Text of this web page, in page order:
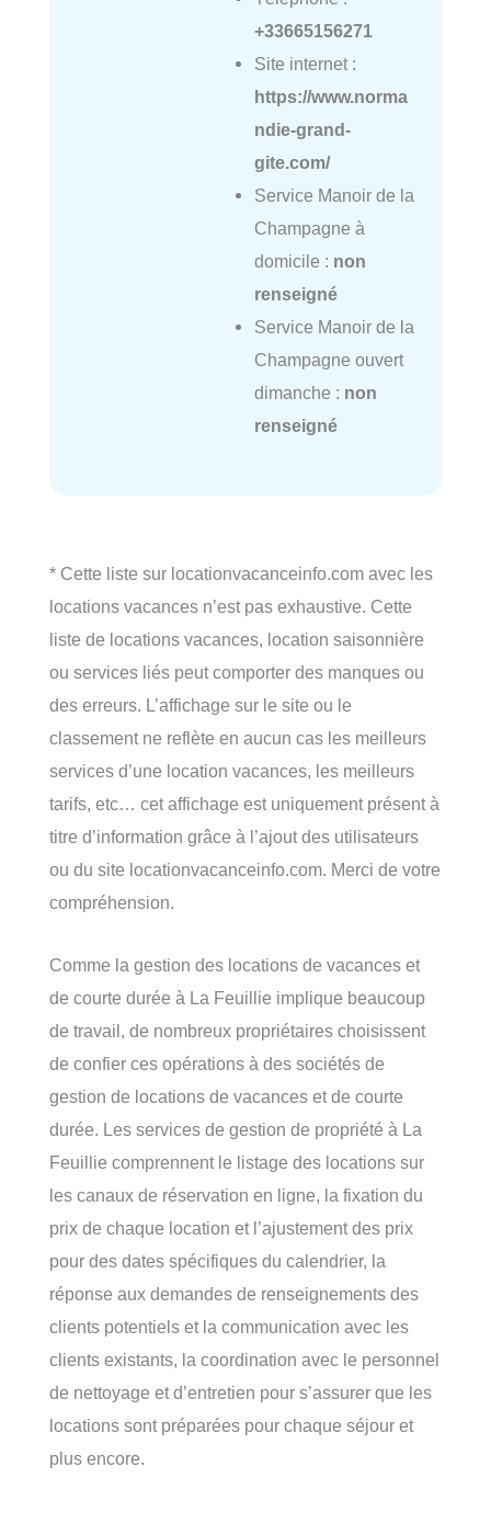
+33665156271
Site internet :
https://www.norma
ndie-grand-
gite.com/
Service Manoir de la
Champagne à
domicile : non
renseigné
Service Manoir de la
Champagne ouvert
dimanche : non
renseigné
* Cette liste sur locationvacanceinfo.com avec les
locations vacances n’est pas exhaustive. Cette
liste de locations vacances, location saisonnière
ou services liés peut comporter des manques ou
des erreurs. L’affichage sur le site ou le
classement ne reflète en aucun cas les meilleurs
services d’une location vacances, les meilleurs
tarifs, etc… cet affichage est uniquement présent à
titre d’information grâce à l’ajout des utilisateurs
ou du site locationvacanceinfo.com. Merci de votre
compréhension.
Comme la gestion des locations de vacances et
de courte durée à La Feuillie implique beaucoup
de travail, de nombreux propriétaires choisissent
de confier ces opérations à des sociétés de
gestion de locations de vacances et de courte
durée. Les services de gestion de propriété à La
Feuillie comprennent le listage des locations sur
les canaux de réservation en ligne, la fixation du
prix de chaque location et l’ajustement des prix
pour des dates spécifiques du calendrier, la
réponse aux demandes de renseignements des
clients potentiels et la communication avec les
clients existants, la coordination avec le personnel
de nettoyage et d’entretien pour s’assurer que les
locations sont préparées pour chaque séjour et
plus encore.